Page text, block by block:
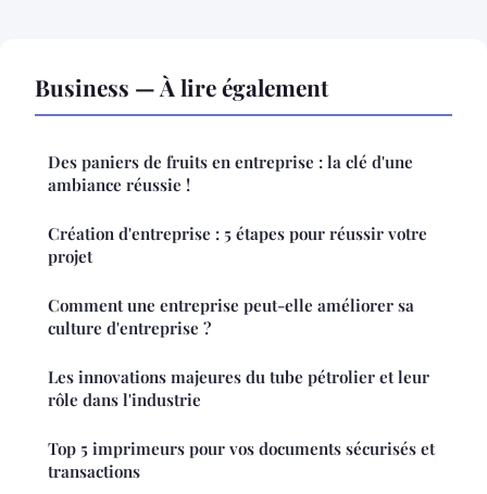
Business — À lire également
Des paniers de fruits en entreprise : la clé d'une
ambiance réussie !
Création d'entreprise : 5 étapes pour réussir votre
projet
Comment une entreprise peut-elle améliorer sa
culture d'entreprise ?
Les innovations majeures du tube pétrolier et leur
rôle dans l'industrie
Top 5 imprimeurs pour vos documents sécurisés et
transactions